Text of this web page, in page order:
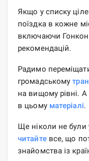
Якщо у списку
поїздка в кожне
включаючи
рекомендацій.
Радимо
громадському
на вищому рівні.
в цьому матеріалі.
Ще ніколи не були
читайтевсе, що
знайомства із